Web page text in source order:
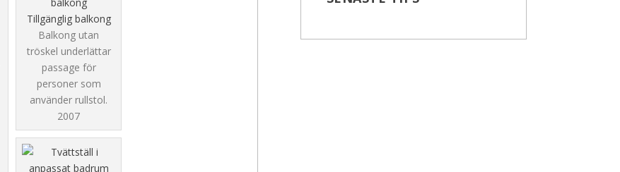
Tillgänglig balkong
Balkong utan
tröskel underlättar
passage för
personer som
använder rullstol.
2007